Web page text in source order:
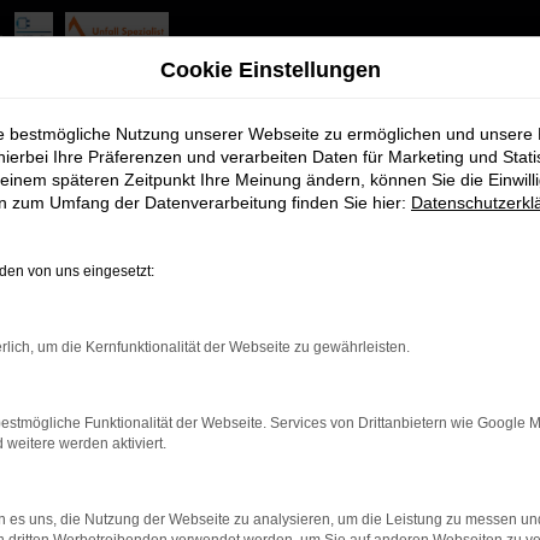
Jahreswagen Angebote
Idee für Fürth
können wir Sie nur zu Ihrer Wahl beglückwünschen. Für Ihre
liegt in der Kombination aus erstklassigem Zustand, nah an
und topausgestatteten Modell durch Fürth und
jede Menge Extras und Assistenten freuen dürfen.
Network Error
ist ein Fehler aufgetreten.
ein paar Tipps, die dir helfen können:
Cookie Einstellungen
bestmögliche Nutzung unserer Webseite zu ermöglichen und unsere
Ihre Präferenzen und verarbeiten Daten für Marketing und
späteren Zeitpunkt Ihre Meinung ändern, können Sie die
zum Umfang der Datenverarbeitung finden Sie hier:
von uns eingesetzt:
um die Kernfunktionalität der Webseite zu gewährleisten.
Funktionalität der Webseite. Services von Drittanbietern wie Google
weitere werden aktiviert.
es uns, die Nutzung der Webseite zu analysieren, um die Leistung zu messen